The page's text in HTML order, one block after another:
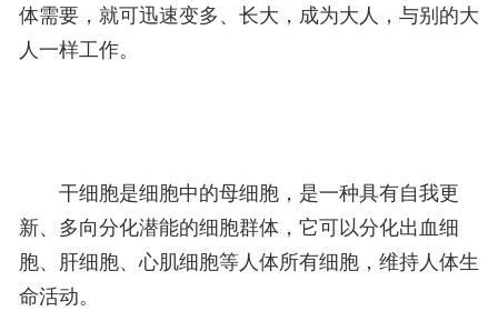
体需要，就可迅速变多、长大，成为大人，与别的大
人一样工作。
干细胞是细胞中的母细胞，是一种具有自我更
新、多向分化潜能的细胞群体，它可以分化出血细
胞、肝细胞、心肌细胞等人体所有细胞，维持人体生
命活动。